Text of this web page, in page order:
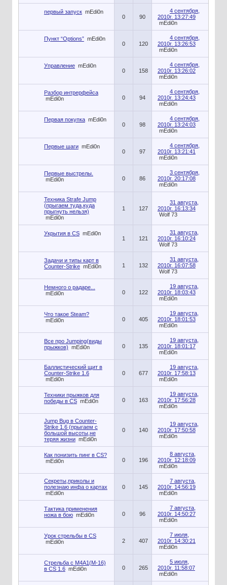
первый запуск mEdi0n
0
90
4 сентября,
2010г. 13:27:49
mEdi0n
Пункт “Options” mEdi0n
0
120
4 сентября,
2010г. 13:26:53
mEdi0n
Управление mEdi0n
0
158
4 сентября,
2010г. 13:26:02
mEdi0n
Разбор интрерфейса
mEdi0n
0 94
4 сентября,
2010г. 13:24:43
mEdi0n
Первая покупка mEdi0n
0
98
4 сентября,
2010г. 13:24:03
mEdi0n
Первые шаги mEdi0n
0
97
4 сентября,
2010г. 13:21:41
mEdi0n
Первые выстрелы.
mEdi0n
0 86
3 сентября,
2010г. 20:17:08
mEdi0n
Техника Strafe Jump
(прыгаем туда,куда
прыгнуть нельзя)
mEdi0n
1 127
31 августа,
2010г. 16:13:34
Wolf 73
Укрытия в CS mEdi0n
1
121
31 августа,
2010г. 16:10:24
Wolf 73
Задачи и типы карт в
Counter-Strike mEdi0n 1 132
31 августа,
2010г. 16:07:58
Wolf 73
Немного о радаре...
mEdi0n
0 122
19 августа,
2010г. 18:03:43
mEdi0n
Что такое Steam?
mEdi0n
0 405
19 августа,
2010г. 18:01:53
mEdi0n
Все про Jumping(виды
прыжков) mEdi0n 0 135
19 августа,
2010г. 18:01:17
mEdi0n
Баллистический щит в
Counter-Strike 1.6
mEdi0n
0 677
19 августа,
2010г. 17:58:13
mEdi0n
Техники прыжков для
победы в CS mEdi0n 0 163
19 августа,
2010г. 17:56:28
mEdi0n
Jump Bug в Counter-
Strike 1.6 (прыгаем с
большой высоты,не
теряя жизни mEdi0n
0 140
19 августа,
2010г. 17:50:58
mEdi0n
Как понизить пинг в CS?
mEdi0n
0 196
8 августа,
2010г. 12:18:09
mEdi0n
Секреты,приколы и
полезнаю инфа о картах
mEdi0n
0 145
7 августа,
2010г. 14:56:19
mEdi0n
Тактика применения
ножа в бою mEdi0n 0 96
7 августа,
2010г. 14:50:27
mEdi0n
Урок стрельбы в CS
mEdi0n
2 407
7 июля,
2010г. 14:30:21
mEdi0n
Стрельба с М4А1(М-16)
в CS 1.6 mEdi0n 0 265
5 июля,
2010г. 11:58:07
mEdi0n